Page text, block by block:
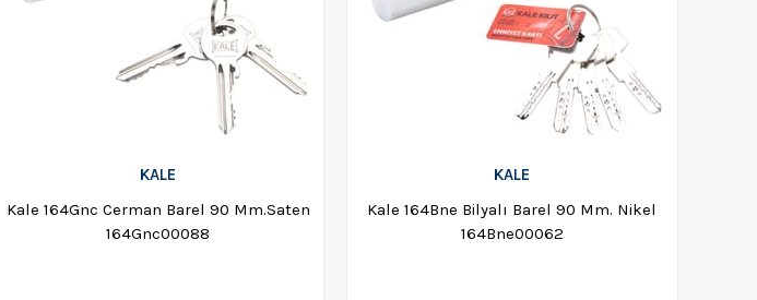
KALE
Kale 164Gnc Cerman Barel 90 Mm.Saten
164Gnc00088
KALE
Kale 164Bne Bilyalı Barel 90 Mm. Nikel
164Bne00062